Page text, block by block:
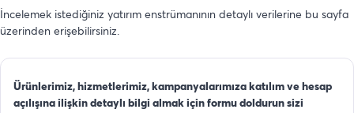
İncelemek istediğiniz yatırım enstrümanının detaylı verilerine bu sayfa
üzerinden erişebilirsiniz.
Ürünlerimiz, hizmetlerimiz, kampanyalarımıza katılım ve hesap
açılışına ilişkin detaylı bilgi almak için formu doldurun sizi